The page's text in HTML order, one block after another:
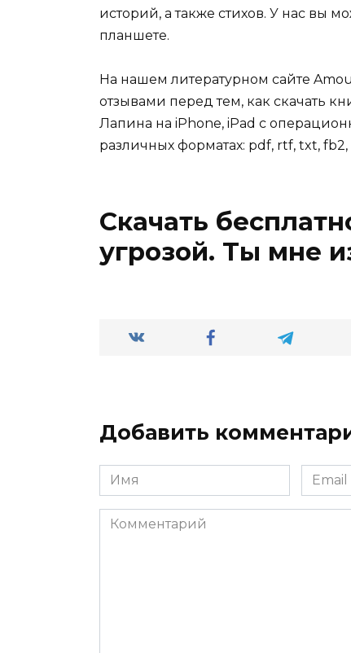
историй, а также стихов. У нас вы
планшете.
На нашем литературном сайте
отзывами перед тем, как скачать
Лапина на iPhone, iPad с
различных форматах: pdf, rtf, txt,
Скачать
угрозой. Ты мне
Добавить
Имя
*
Email
*
Комментарий